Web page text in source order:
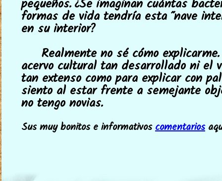
pequeños. ¿Se imaginan cuántas
formas de vida tendría esta "nave
en su interior?
Realmente no sé cómo
acervo cultural tan desarrollado ni el
tan extenso como para explicar con
siento al estar frente a semejante
no tengo novias.
Sus muy bonitos e informativoscomentarios